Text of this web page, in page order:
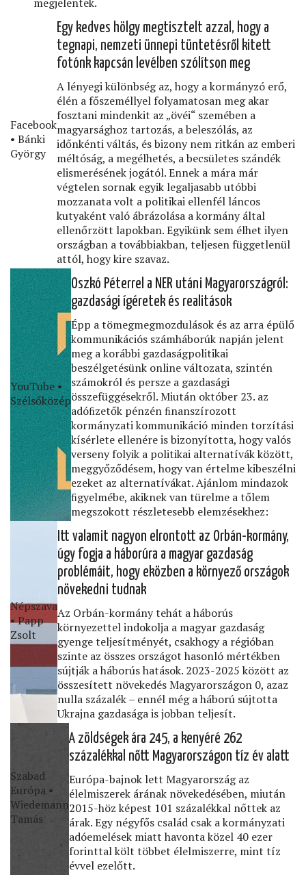
Facebook
• Bánki
György
Egy kedves hölgy megtisztelt azzal, hogy a
tegnapi, nemzeti ünnepi tüntetésről kitett
fotónk kapcsán levélben szólítson meg
A lényegi különbség az, hogy a kormányzó erő,
élén a főszeméllyel folyamatosan meg akar
fosztani mindenkit az „övéi“ szemében a
magyarsághoz tartozás, a beleszólás, az
időnkénti váltás, és bizony nem ritkán az emberi
méltóság, a megélhetés, a becsületes szándék
elismerésének jogától. Ennek a mára már
végtelen sornak egyik legaljasabb utóbbi
mozzanata volt a politikai ellenfél láncos
kutyaként való ábrázolása a kormány által
ellenőrzött lapokban. Egyikünk sem élhet ilyen
országban a továbbiakban, teljesen függetlenül
attól, hogy kire szavaz.
YouTube •
Szélsőközép
Oszkó Péterrel a NER utáni Magyarországról:
gazdasági ígéretek és realitások
Épp a tömegmegmozdulások és az arra épülő
kommunikációs számháborúk napján jelent
meg a korábbi gazdaságpolitikai
beszélgetésünk online változata, szintén
számokról és persze a gazdasági
összefüggésekről. Miután október 23. az
adóﬁzetők pénzén ﬁnanszírozott
kormányzati kommunikáció minden torzítási
kísérlete ellenére is bizonyította, hogy valós
verseny folyik a politikai alternatívák között,
meggyőződésem, hogy van értelme kibeszélni
ezeket az alternatívákat. Ajánlom mindazok
ﬁgyelmébe, akiknek van türelme a tőlem
megszokott részletesebb elemzésekhez:
Népszava
• Papp
Zsolt
Itt valamit nagyon elrontott az Orbán-kormány,
úgy fogja a háborúra a magyar gazdaság
problémáit, hogy eközben a környező országok
növekedni tudnak
Az Orbán-kormány tehát a háborús
környezettel indokolja a magyar gazdaság
gyenge teljesítményét, csakhogy a régióban
szinte az összes országot hasonló mértékben
sújtják a háborús hatások. 2023-2025 között az
összesített növekedés Magyarországon 0, azaz
nulla százalék – ennél még a háború sújtotta
Ukrajna gazdasága is jobban teljesít.
Szabad
Európa •
Wiedemann
Tamás
A zöldségek ára 245, a kenyéré 262
százalékkal nőtt Magyarországon tíz év alatt
Európa-bajnok lett Magyarország az
élelmiszerek árának növekedésében, miután
2015-höz képest 101 százalékkal nőttek az
árak. Egy négyfős család csak a kormányzati
adóemelések miatt havonta közel 40 ezer
forinttal költ többet élelmiszerre, mint tíz
évvel ezelőtt.